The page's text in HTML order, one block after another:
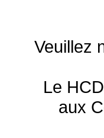
Veuillez
Le
aux